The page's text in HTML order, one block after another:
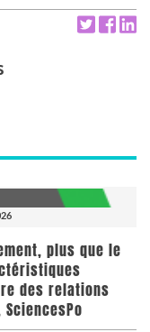
plus que le
des relations